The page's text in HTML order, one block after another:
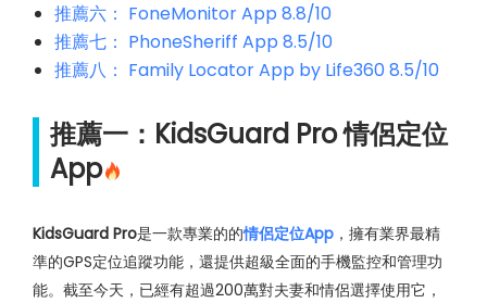
推薦六： FoneMonitor App 8.8/10
推薦七： PhoneSheriff App 8.5/10
推薦八： Family Locator App by Life360 8.5/10
推薦一：KidsGuard Pro 情侶定位
App
KidsGuard Pro是一款專業的的情侶定位App ，擁有業界最精
準的GPS定位追蹤功能，還提供超級全面的手機監控和管理功
能。截至今天，已經有超過200萬對夫妻和情侶選擇使用它，